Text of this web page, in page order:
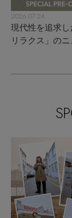
2026.07.24
現代性を追求し
リラクス」の